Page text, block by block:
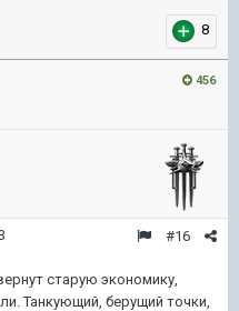
8
456
#16
старую экономику,
Танкующий, берущий точки,